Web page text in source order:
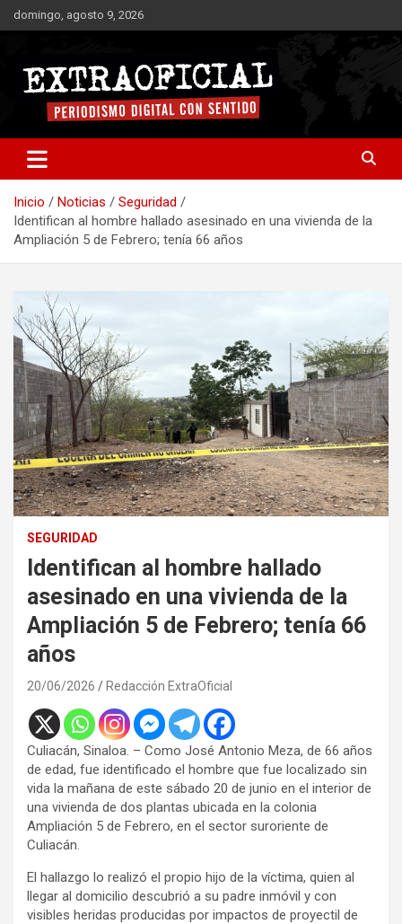
Saltar
al
domingo, agosto 9, 2026
Extraoficial
Inicio Noticias
Seguridad
Identifican al hombre hallado asesinado en una vivienda de la
Ampliación 5 de Febrero; tenía 66 años
SEGURIDAD
Identifican al hombre hallado
asesinado en una vivienda de la
Ampliación 5 de Febrero; tenía 66
años
20/06/2026 Redacción ExtraOficial
Culiacán, Sinaloa. – Como José Antonio Meza, de 66 años
de edad, fue identificado el hombre que fue localizado sin
vida la mañana de este sábado 20 de junio en el interior de
una vivienda de dos plantas ubicada en la colonia
Ampliación 5 de Febrero, en el sector suroriente de
Culiacán.
El hallazgo lo realizó el propio hijo de la víctima, quien al
llegar al domicilio descubrió a su padre inmóvil y con
visibles heridas producidas por impactos de proyectil de